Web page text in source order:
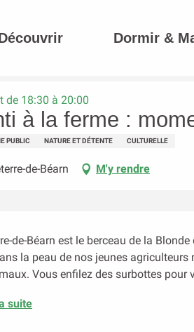
Dormir &
de 18:30 à 20:00
à la ferme :
PUBLIC NATURE ET DÉTENTE CULTURELLE
de-Béarn M'y rendre
de-Béarn est le berceau de la
la peau de nos jeunes
Vous enfilez des surbottes pour
suite